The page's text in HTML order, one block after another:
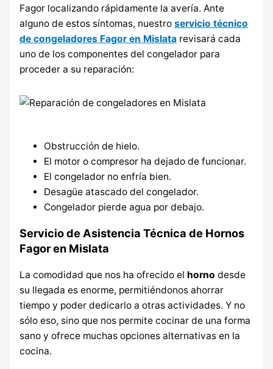
Fagor localizando rápidamente la avería. Ante
alguno de estos síntomas, nuestro servicio técnico
de congeladores Fagor en Mislatarevisará cada
uno de los componentes del congelador para
proceder a su reparación:
Obstrucción de hielo.
El motor o compresor ha dejado de funcionar.
El congelador no enfría bien.
Desagüe atascado del congelador.
Congelador pierde agua por debajo.
Servicio de Asistencia Técnica de Hornos
Fagor en Mislata
La comodidad que nos ha ofrecido el horno desde
su llegada es enorme, permitiéndonos ahorrar
tiempo y poder dedicarlo a otras actividades. Y no
sólo eso, sino que nos permite cocinar de una forma
sano y ofrece muchas opciones alternativas en la
cocina.